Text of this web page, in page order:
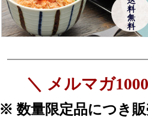
＼ メルマガ
※ 数量限定品につき